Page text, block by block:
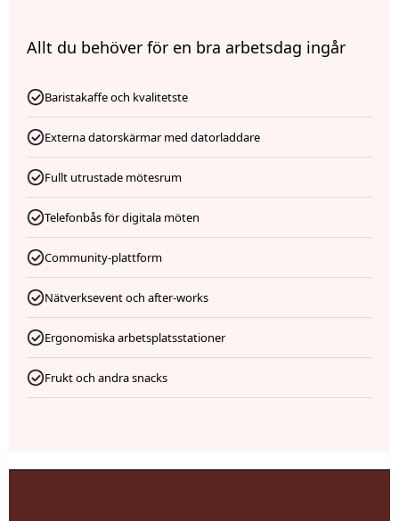
Allt du behöver för en bra arbetsdag ingår
Baristakaffe och kvalitetste
Externa datorskärmar med datorladdare
Fullt utrustade mötesrum
Telefonbås för digitala möten
Community-plattform
Nätverksevent och after-works
Ergonomiska arbetsplatsstationer
Frukt och andra snacks